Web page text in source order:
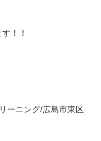
！！
ーニング/広島市東区